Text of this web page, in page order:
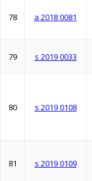
78 a 2018 0081
79 s 2019 0033
80 s 2019 0108
81 s 2019 0109